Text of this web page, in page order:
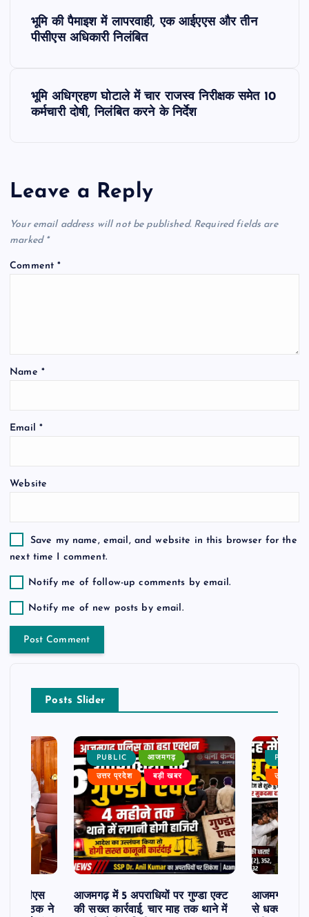
a
v
i
i
भूमि की पैमाइश में लापरवाही, एक आईएएस और तीन
पीसीएस अधिकारी निलंबित
भूमि अधिग्रहण घोटाले में चार राजस्व निरीक्षक समेत 10
कर्मचारी दोषी, निलंबित करने के निर्देश
Leave a Reply
Your email address will not be published. Required fields are
marked *
Comment*
Name *
Email *
Website
Save my name, email, and website in this browser for the
next time I comment.
Notify me of follow-up comments by email.
Notify me of new posts by email.
Posts Slider
एटीएस
पाठक ने
PUBLIC आजमगढ़
उत्तर प्रदेश बड़ी खबर
आजमगढ़ में 5 अपराधियों पर गुण्डा एक्ट
की सख्त कार्रवाई, चार माह तक थाने में
PUBLIC
उत्तर
आजमगढ़ में दो
से धक्का-